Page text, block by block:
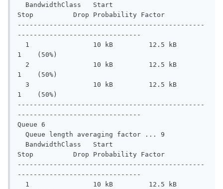
BandwidthClass   Start
Stop          Drop Probability Factor
-----------------------------------------------
-------------------------------
1                10 kB         12.5 kB
1    (50%)
2                10 kB         12.5 kB
1    (50%)
3                10 kB         12.5 kB
1    (50%)
-----------------------------------------------
-------------------------------
Queue 6
Queue length averaging factor ... 9
BandwidthClass   Start
Stop          Drop Probability Factor
-----------------------------------------------
-------------------------------
1                10 kB         12.5 kB